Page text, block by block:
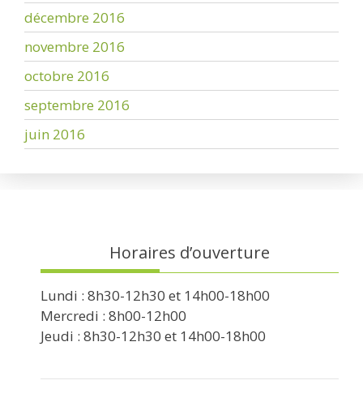
décembre 2016
novembre 2016
octobre 2016
septembre 2016
juin 2016
Horaires d’ouverture
Lundi : 8h30-12h30 et 14h00-18h00
Mercredi : 8h00-12h00
Jeudi : 8h30-12h30 et 14h00-18h00